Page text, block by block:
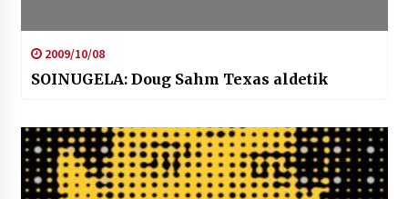
2009/10/08
SOINUGELA: Doug Sahm Texas aldetik